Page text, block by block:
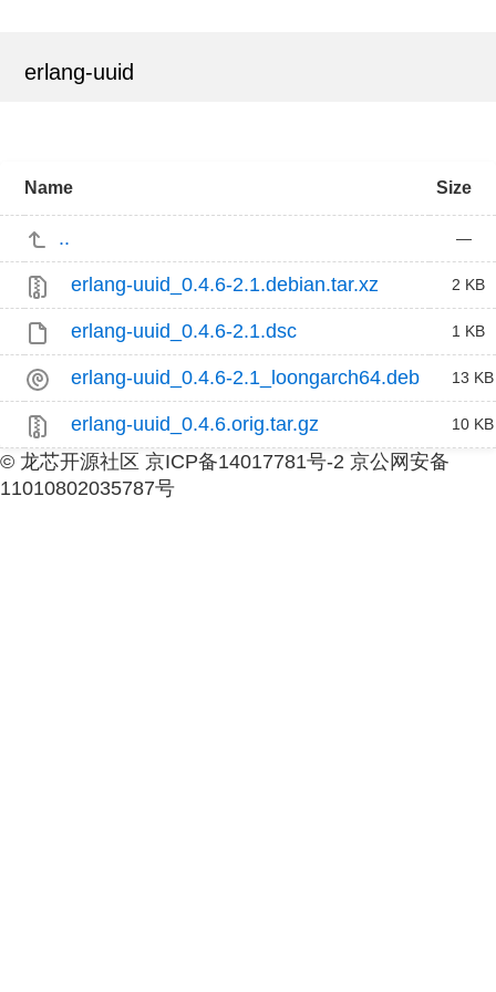
erlang-uuid
Name Size
.. —
erlang-uuid_0.4.6-2.1.debian.tar.xz 2 KB
erlang-uuid_0.4.6-2.1.dsc 1 KB
erlang-uuid_0.4.6-2.1_loongarch64.deb 13 KB
erlang-uuid_0.4.6.orig.tar.gz 10 KB
© 龙芯开源社区 京ICP备14017781号-2 京公网安备
11010802035787号